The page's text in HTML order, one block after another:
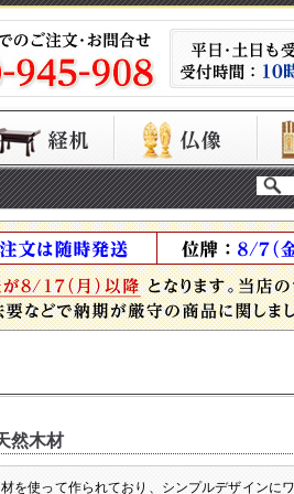
然木材
を使って作られており、シンプルデザインに